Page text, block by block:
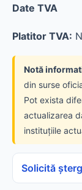
Date TVA
Platitor TVA:
Notă
din surse
Pot exista
actualizarea
instituțiile
Solicită